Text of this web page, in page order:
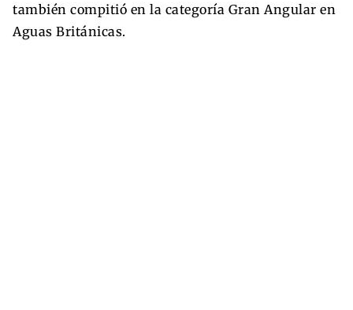
también compitió en la categoría Gran Angular en
Aguas Británicas.